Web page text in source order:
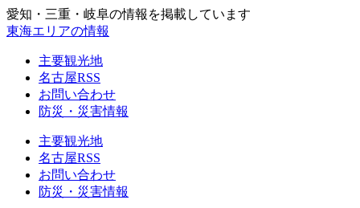
愛知・三重・岐阜の情報を掲載しています
東海エリアの情報
主要観光地
名古屋RSS
お問い合わせ
防災・災害情報
主要観光地
名古屋RSS
お問い合わせ
防災・災害情報